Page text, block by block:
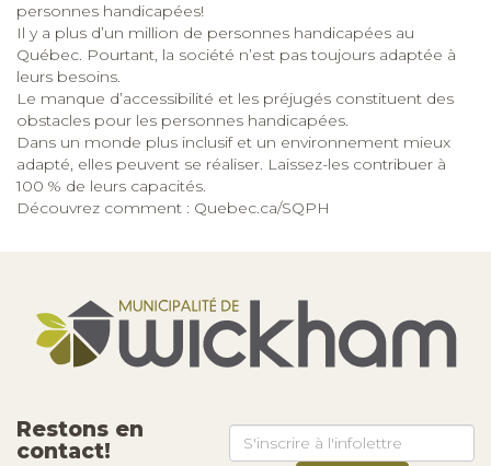
personnes handicapées!
Il y a plus d’un million de personnes handicapées au
Québec. Pourtant, la société n’est pas toujours adaptée à
leurs besoins.
Le manque d’accessibilité et les préjugés constituent des
obstacles pour les personnes handicapées.
Dans un monde plus inclusif et un environnement mieux
adapté, elles peuvent se réaliser. Laissez-les contribuer à
100 % de leurs capacités.
Découvrez comment : Quebec.ca/SQPH
Restons en
contact!